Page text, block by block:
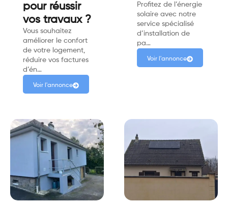
pour réussir
vos travaux ?
Vous souhaitez
améliorer le confort
de votre logement,
réduire vos factures
d’én…
Voir l'annonce
Profitez de l’énergie
solaire avec notre
service spécialisé
d’installation de
pa…
Voir l'annonce